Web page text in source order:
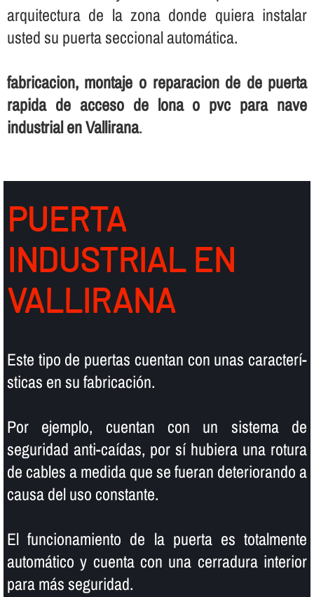
arquitectura de la zona donde quiera instalar
usted su puerta seccional automática.
fabricacion, montaje o reparacion de de puerta
rapida de acceso de lona o pvc para nave
industrial en Vallirana.
PUERTA
INDUSTRIAL EN
VALLIRANA
Este tipo de puertas cuentan con unas caracterí­
sticas en su fabricación.
Por ejemplo, cuentan con un sistema de
seguridad anti-caí­das, por sí­ hubiera una rotura
de cables a medida que se fueran deteriorando a
causa del uso constante.
El funcionamiento de la puerta es totalmente
automático y cuenta con una cerradura interior
para más seguridad.